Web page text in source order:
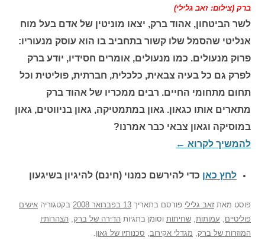
ברק (צילום: זאב גלילי)
לשר הביטחון, אהוד ברק, יצאו מוניטין של אדם בעל מוח
אנליטי שהסמל שלו קשור בתחביב בו הוא עוסק מנעוריו:
פרוק מנעולים. כמו מנעולים, אומרים חסידיו, יודע ברק
לפרק גם כל בעיה צבאית, כלכלית, חברתית, פוליטית וכל
תחום מתחומי החיים. רבים ממכריו של אהוד ברק
מתארים אותו כגאון. גאון במתמטיקה, גאון בניווטים, גאון
במוסיקה וגאון צבאי כבר אמרנו?
להמשיך לקרוא ←
לחץ כאן כדי להירשם כמנוי (חינם) להיגיון בשיגעון
פוסט מאת זאב גלילי פורסם בתאריך 13 בפברואר 2008 בקטגוריה אישים
פוליטיים
עמותות שחיתות וסומן בתגיות הדירה של ברק הצהרותיו
המוזרות של ברק מגדלי אקירוב סכנותיו של גאון